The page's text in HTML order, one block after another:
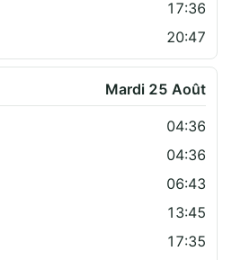
17:36
20:47
Mardi 25 Août
04:36
04:36
06:43
13:45
17:35